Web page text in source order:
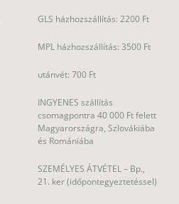
GLS házhozszállítás: 2200 Ft
MPL házhozszállítás: 3500 Ft
utánvét: 700 Ft
INGYENES szállítás
csomagpontra 40 000 Ft felett
Magyarországra, Szlovákiába
és Romániába
SZEMÉLYES ÁTVÉTEL – Bp.,
21. ker (időpontegyeztetéssel)